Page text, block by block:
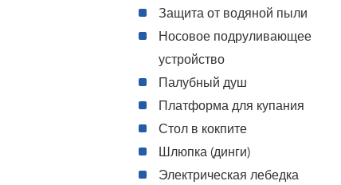
Защита от водяной пыли
Носовое подруливающее
устройство
Палубный душ
Платформа для купания
Стол в кокпите
Шлюпка (динги)
Электрическая лебедка